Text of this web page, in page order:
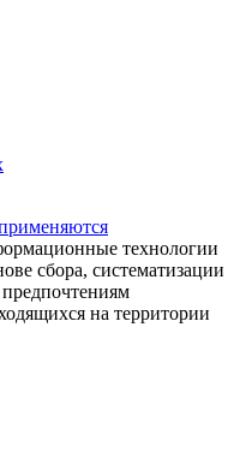
технологии
сбора, систематизации
на территории